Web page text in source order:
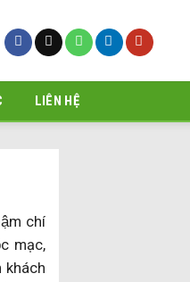
LIÊN HỆ
chí
mạc,
khách